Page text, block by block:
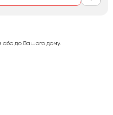
або до Вашого дому.